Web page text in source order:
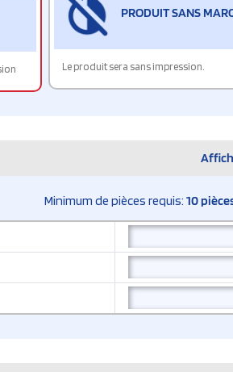
PRODUIT SANS
Le produit sera sans impression.
Minimum de pièces requis: 10